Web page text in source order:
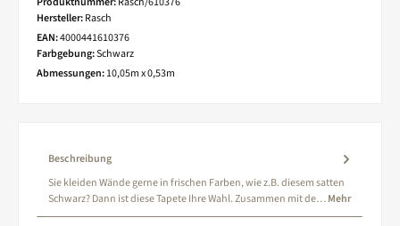
Hersteller:Rasch
EAN:4000441610376
Farbgebung:Schwarz
Abmessungen:10,05m x 0,53m
Beschreibung
Sie kleiden Wände gerne in frischen Farben, wie z.B. diesem satten
Schwarz? Dann ist diese Tapete Ihre Wahl. Zusammen mit de…Mehr